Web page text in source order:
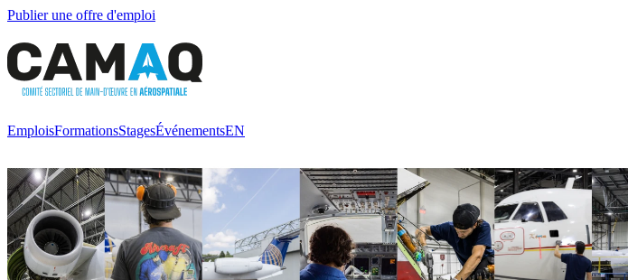
Publier une offre d'emploi
EmploisFormationsStagesÉvénementsEN